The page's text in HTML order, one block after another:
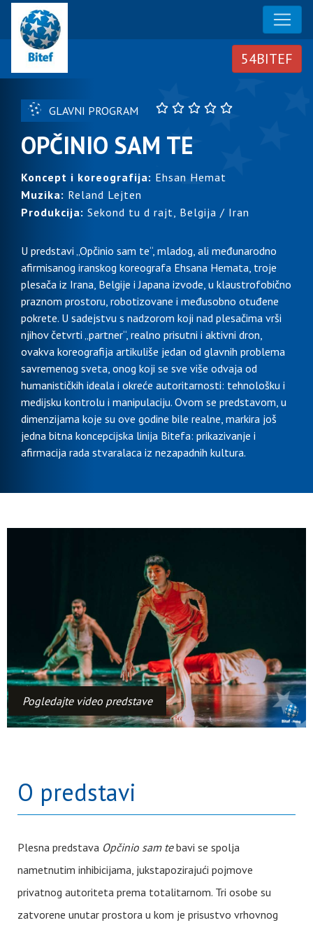
GLAVNI PROGRAM
OPČINIO SAM TE
Koncept i koreografija: Ehsan Hemat
Muzika: Reland Lejten
Produkcija: Sekond tu d rajt, Belgija / Iran
U predstavi „Opčinio sam te“, mladog, ali međunarodno
afirmisanog iranskog koreografa Ehsana Hemata, troje
plesača iz Irana, Belgije i Japana izvode, u klaustrofobično
praznom prostoru, robotizovane i međusobno otuđene
pokrete. U sadejstvu s nadzorom koji nad plesačima vrši
njihov četvrti „partner“, realno prisutni i aktivni dron,
ovakva koreografija artikuliše jedan od glavnih problema
savremenog sveta, onog koji se sve više odvaja od
humanističkih ideala i okreće autoritarnosti: tehnološku i
medijsku kontrolu i manipulaciju. Ovom se predstavom, u
dimenzijama koje su ove godine bile realne, markira još
jedna bitna koncepcijska linija Bitefa: prikazivanje i
afirmacija rada stvaralaca iz nezapadnih kultura.
Pogledajte video predstave
O predstavi
Plesna predstava Opčinio sam tebavi se spolja
nametnutim inhibicijama, jukstapozirajući pojmove
privatnog autoriteta prema totalitarnom. Tri osobe su
zatvorene unutar prostora u kom je prisustvo vrhovnog